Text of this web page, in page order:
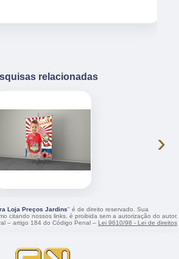
relacionadas
›
Loja Preços Jardins" é de direito reservado. Sua
citando nossos links, é proibida sem a autorização do autor.
– artigo 184 do Código Penal – Lei 9610/98 - Lei de direitos